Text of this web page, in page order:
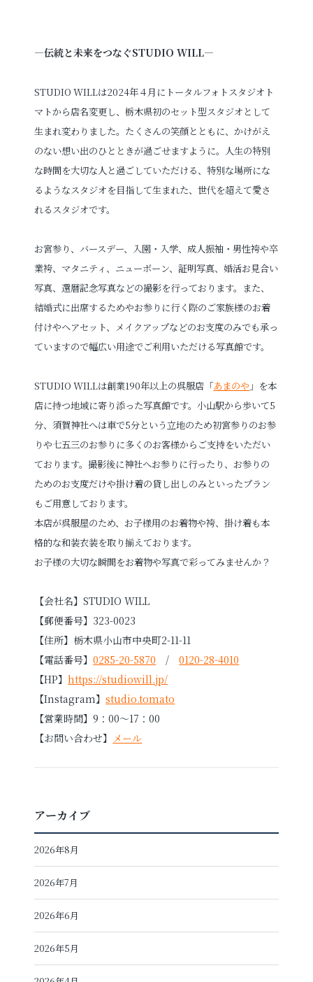
—伝統と未来をつなぐSTUDIO WILL—
STUDIO WILLは2024年４月にトータルフォトスタジオト
マトから店名変更し、栃木県初のセット型スタジオとして
生まれ変わりました。たくさんの笑顔とともに、かけがえ
のない想い出のひとときが過ごせますように。人生の特別
な時間を大切な人と過ごしていただける、特別な場所にな
るようなスタジオを目指して生まれた、世代を超えて愛さ
れるスタジオです。
お宮参り、バースデー、入園・入学、成人振袖・男性袴や卒
業袴、マタニティ、ニューボーン、証明写真、婚活お見合い
写真、還暦記念写真などの撮影を行っております。また、
結婚式に出席するためやお参りに行く際のご家族様のお着
付けやヘアセット、メイクアップなどのお支度のみでも承っ
ていますので幅広い用途でご利用いただける写真館です。
STUDIO WILLは創業190年以上の呉服店「あまのや 」を本
店に持つ地域に寄り添った写真館です。小山駅から歩いて5
分、須賀神社へは車で5分という立地のため初宮参りのお参
りや七五三のお参りに多くのお客様からご支持をいただい
ております。撮影後に神社へお参りに行ったり、お参りの
ためのお支度だけや掛け着の貸し出しのみといったプラン
もご用意しております。
本店が呉服屋のため、お子様用のお着物や袴、掛け着も本
格的な和装衣装を取り揃えております。
お子様の大切な瞬間をお着物や写真で彩ってみませんか？
【会社名】STUDIO WILL
【郵便番号】323-0023
【住所】栃木県小山市中央町2-11-11
【電話番号】0285-20-5870 /0120-28-4010
【HP】https://studiowill.jp/
【Instagram】studio.tomato
【営業時間】9：00～17：00
【お問い合わせ】 メール
アーカイブ
2026年8月
2026年7月
2026年6月
2026年5月